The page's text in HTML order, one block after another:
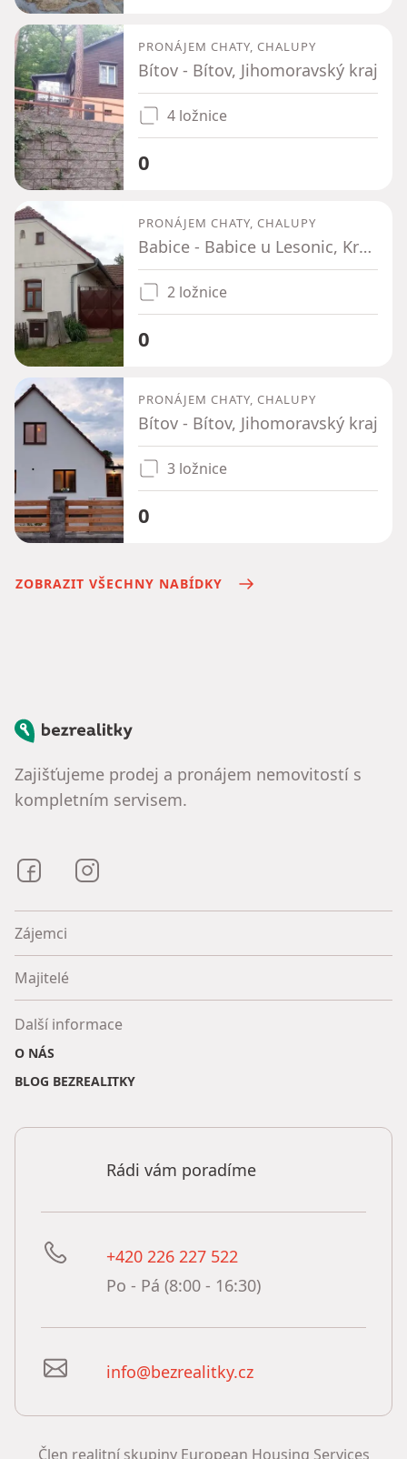
PRONÁJEM CHATY, CHALUPY
Bítov - Bítov, Jihomoravský kraj
4 ložnice
0
PRONÁJEM CHATY, CHALUPY
Babice - Babice u Lesonic, Kraj Vysočina
2 ložnice
0
PRONÁJEM CHATY, CHALUPY
Bítov - Bítov, Jihomoravský kraj
3 ložnice
0
ZOBRAZIT VŠECHNY NABÍDKY
Bezrealitky
Zajišťujeme prodej a pronájem nemovitostí s
kompletním servisem.
Bezrealitky na Facebooku
Zájemci
Majitelé
Další informace
O NÁS
BLOG BEZREALITKY
Rádi vám poradíme
+420 226 227 522
Po - Pá (8:00 - 16:30)
info@bezrealitky.cz
Člen realitní skupiny European Housing Services